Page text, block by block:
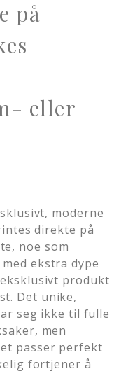
på
eller
moderne
direkte på
noe som
ekstra dype
produkt
Det unike,
seg ikke til fulle
men
passer perfekt
fortjener å